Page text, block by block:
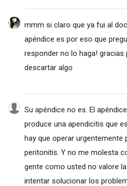
mmm si claro que ya fui al
apéndice es por eso que
responder no lo haga!
descartar algo
Su apéndice no es. El
produce una apendicitis que
hay que operar urgentemente
peritonitis. Y no me molesta
gente como usted no valore
intentar solucionar los